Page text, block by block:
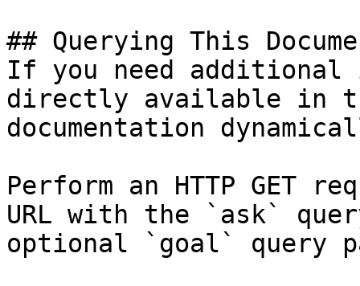
## Querying This
If you need
directly available in
documentation
Perform an HTTP GET
URL with the `ask`
optional `goal` query